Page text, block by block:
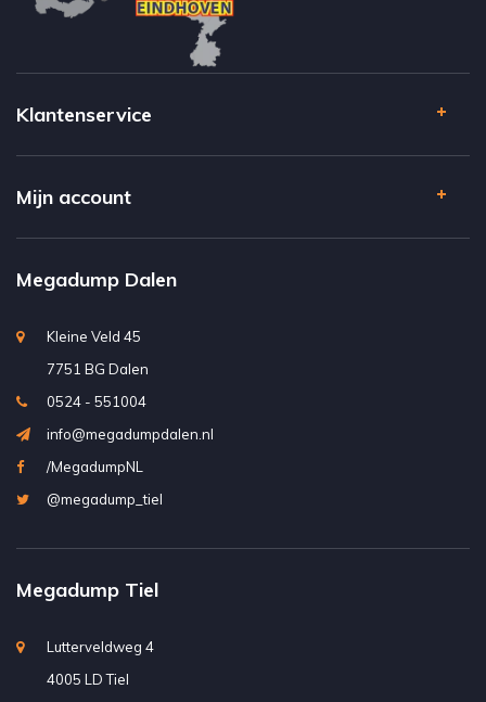
Klantenservice
Mijn account
Megadump Dalen
Kleine Veld 45
7751 BG Dalen
0524 - 551004
info@megadumpdalen.nl
/MegadumpNL
@megadump_tiel
Megadump Tiel
Lutterveldweg 4
4005 LD Tiel